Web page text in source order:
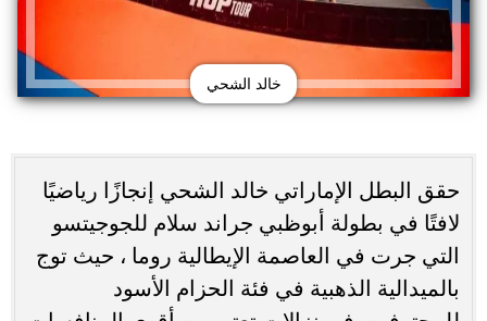
خالد الشحي
حقق البطل الإماراتي خالد الشحي إنجازًا رياضيًا
لافتًا في بطولة أبوظبي جراند سلام للجوجيتسو
التي جرت في العاصمة الإيطالية روما ، حيث توج
بالميدالية الذهبية في فئة الحزام الأسود